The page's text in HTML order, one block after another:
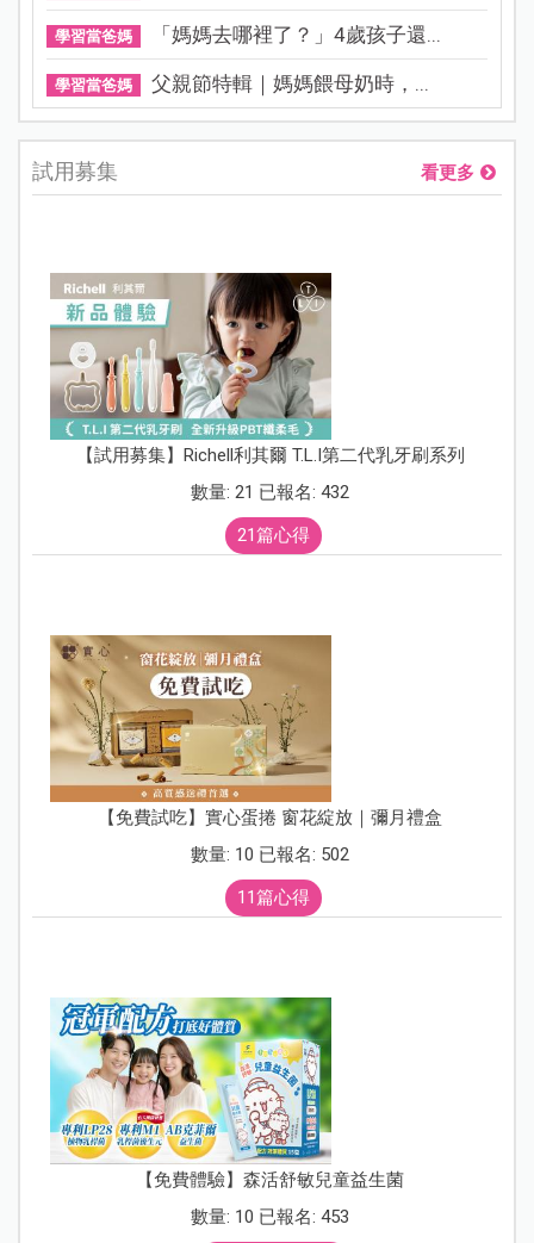
學習當爸媽 「媽媽去哪裡了？」4歲孩子還...
學習當爸媽 父親節特輯｜媽媽餵母奶時，...
試用募集 看更多
【試用募集】Richell利其爾 T.L.I第二代乳牙刷系列
數量: 21 已報名: 432
21篇心得
【免費試吃】實心蛋捲 窗花綻放｜彌月禮盒
數量: 10 已報名: 502
11篇心得
【免費體驗】森活舒敏兒童益生菌
數量: 10 已報名: 453